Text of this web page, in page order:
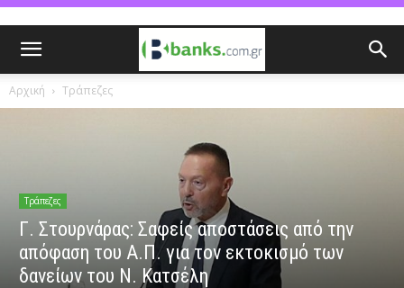
Αρχική Τράπεζες
Τράπεζες
Γ. Στουρνάρας: Σαφείς αποστάσεις από την
απόφαση του Α.Π. για τoν εκτοκισμό των
δανείων του Ν. Κατσέλη